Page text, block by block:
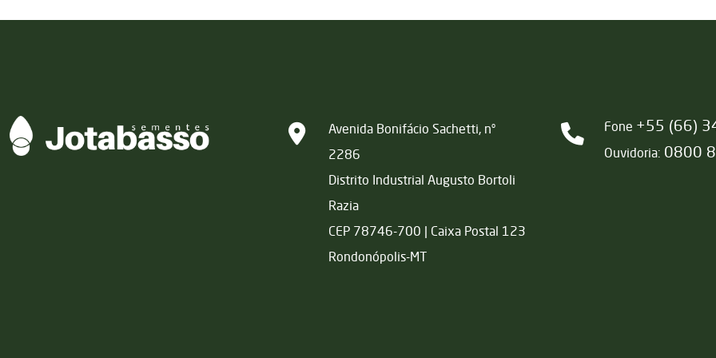
Matriz
Avenida Bonifácio Sachetti, nº
2286
Distrito Industrial Augusto Bortoli
Razia
CEP 78746-700 | Caixa Postal 123
Rondonópolis-MT
Fone +55 (66)
Ouvidoria: 0800